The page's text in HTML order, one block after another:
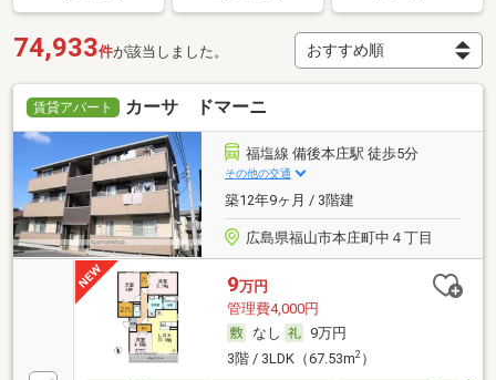
74,933件が該当しました。
賃貸アパート カーサ ドマーニ
福塩線 備後本庄駅 徒歩5分
その他の交通
築12年9ヶ月 / 3階建
広島県福山市本庄町中４丁目
9万円
管理費4,000円
なし
9万円
3階 / 3LDK（67.53m2）